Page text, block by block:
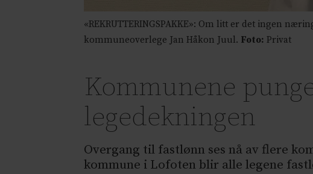
«REKRUTTERINGSPAKKE»: Om litt er det ingen
kommuneoverlege Jan Håkon Juul. Foto: Privat
Kommunene
legedekningen
Overgang til fastlønn ses nå av flere
kommune i Lofoten blir alle legene